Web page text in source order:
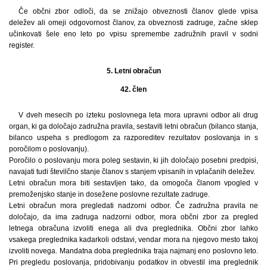
Če občni zbor odloči, da se znižajo obveznosti članov glede vpisa
deležev ali omeji odgovornost članov, za obveznosti zadruge, začne sklep
učinkovati šele eno leto po vpisu spremembe zadružnih pravil v sodni
register.
5. Letni obračun
42. člen
V dveh mesecih po izteku poslovnega leta mora upravni odbor ali drug
organ, ki ga določajo zadružna pravila, sestaviti letni obračun (bilanco stanja,
bilanco uspeha s predlogom za razporeditev rezultatov poslovanja in s
poročilom o poslovanju).
Poročilo o poslovanju mora poleg sestavin, ki jih določajo posebni predpisi,
navajati tudi številčno stanje članov s stanjem vpisanih in vplačanih deležev.
Letni obračun mora biti sestavljen tako, da omogoča članom vpogled v
premoženjsko stanje in dosežene poslovne rezultate zadruge.
Letni obračun mora pregledati nadzorni odbor. Če zadružna pravila ne
določajo, da ima zadruga nadzorni odbor, mora občni zbor za pregled
letnega obračuna izvoliti enega ali dva preglednika. Občni zbor lahko
vsakega preglednika kadarkoli odstavi, vendar mora na njegovo mesto takoj
izvoliti novega. Mandatna doba preglednika traja najmanj eno poslovno leto.
Pri pregledu poslovanja, pridobivanju podatkov in obvestil ima preglednik